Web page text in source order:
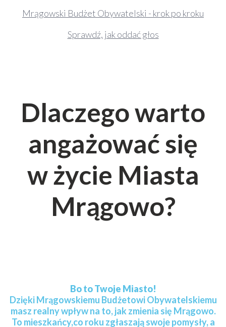
Mrągowski Budżet Obywatelski - krok po kroku
Sprawdź, jak oddać głos
Dlaczego warto
angażować się
w życie Miasta
Mrągowo?
Bo to Twoje Miasto!
Dzięki Mrągowskiemu Budżetowi Obywatelskiemu
masz realny wpływ na to, jak zmienia się Mrągowo.
To mieszkańcy,co roku zgłaszają swoje pomysły, a